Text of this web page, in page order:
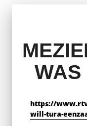
WAS
https://
will-tura-